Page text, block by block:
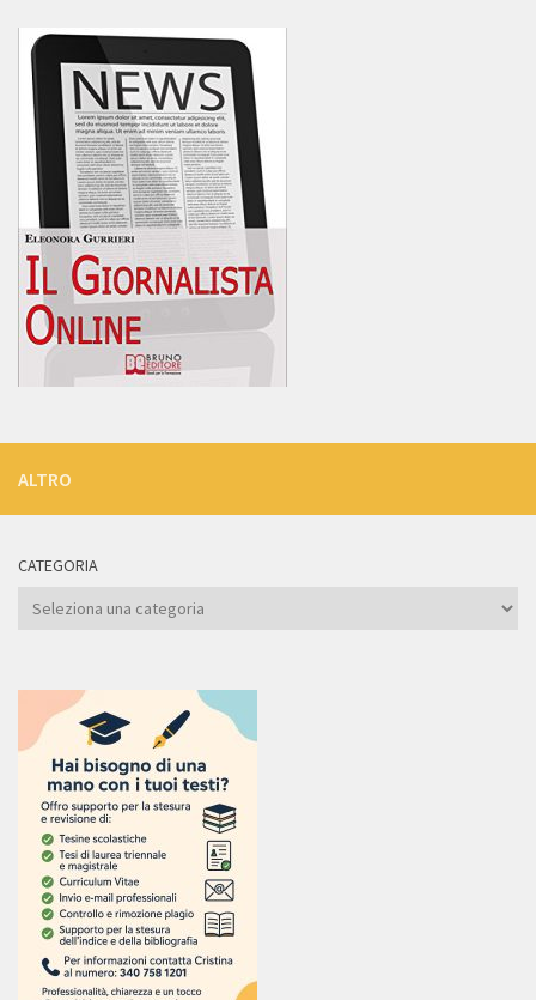
ALTRO
CATEGORIA
Categoria